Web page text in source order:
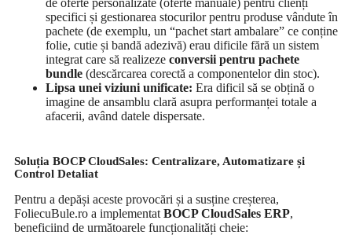
specifici și gestionarea stocurilor pentru produse vândute în
pachete (de exemplu, un “pachet start ambalare” ce conține
folie, cutie și bandă adezivă) erau dificile fără un sistem
integrat care să realizeze conversii pentru pachete
bundle (descărcarea corectă a componentelor din stoc).
Lipsa unei viziuni unificate: Era dificil să se obțină o
imagine de ansamblu clară asupra performanței totale a
afacerii, având datele dispersate.
Soluția BOCP CloudSales: Centralizare, Automatizare și
Control Detaliat
Pentru a depăși aceste provocări și a susține creșterea,
FoliecuBule.ro a implementat BOCP CloudSales ERP,
beneficiind de următoarele funcționalități cheie: